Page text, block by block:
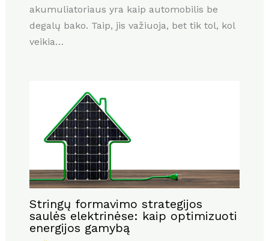
akumuliatoriaus yra kaip automobilis be
degalų bako. Taip, jis važiuoja, bet tik tol, kol
veikia…
Stringų formavimo strategijos
saulės elektrinėse: kaip optimizuoti
energijos gamybą